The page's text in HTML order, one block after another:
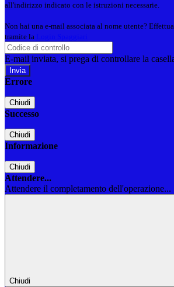
all'indirizzo indicato con le istruzioni necessarie.
Non hai una e-mail associata al nome utente?
tramite la
E-mail inviata, si prega di controllare la
Errore
Chiudi
Successo
Chiudi
Informazione
Chiudi
Attendere...
Attendere il completamento dell'operazione...
Chiudi